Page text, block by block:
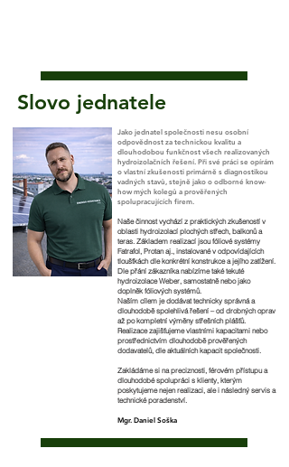
Slovo jednatele
Jako jednatel společnosti nesu osobní
odpovědnost za technickou kvalitu a
dlouhodobou funkčnost všech realizovaných
hydroizolačních řešení. Při své práci se opírám
o vlastní zkušenosti primárně s diagnostikou
vadných stavů, stejně jako o odborné know-
how mých kolegů a prověřených
spolupracujících firem.
Naše činnost vychází z praktických zkušeností v
oblasti hydroizolací plochých střech, balkonů a
teras. Základem realizací jsou fóliové systémy
Fatrafol, Protan aj., instalované v odpovídajících
tloušťkách dle konkrétní konstrukce a jejího zatížení.
Dle přání zákazníka nabízíme také tekuté
hydroizolace Weber, samostatně nebo jako
doplněk fóliových systémů.
Naším cílem je dodávat technicky správná a
dlouhodobě spolehlivá řešení – od drobných oprav
až po kompletní výměny střešních plášťů.
Realizace zajišťujeme vlastními kapacitami nebo
prostřednictvím dlouhodobě prověřených
dodavatelů, dle aktuálních kapacit společnosti.
Zakládáme si na preciznosti, férovém přístupu a
dlouhodobé spolupráci s klienty, kterým
poskytujeme nejen realizaci, ale i následný servis a
technické poradenství.
Mgr. Daniel Soška